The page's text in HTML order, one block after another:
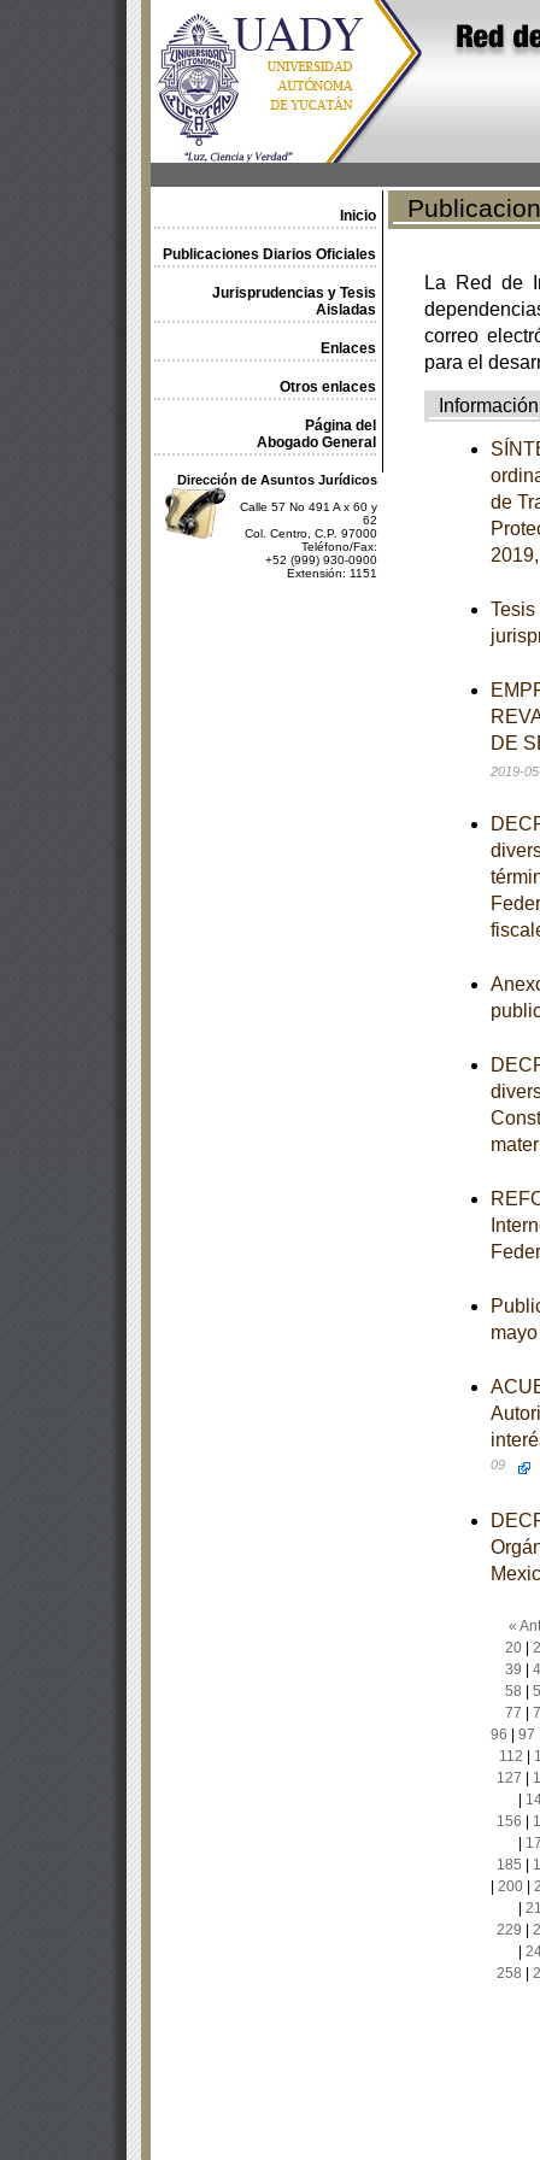
Inicio
Publicaciones Diarios Oficiales
Jurisprudencias y Tesis
Aisladas
Enlaces
Otros enlaces
Página del
Abogado General
Dirección de Asuntos Jurídicos
Calle 57 No 491 A x 60 y
62
Col. Centro, C.P. 97000
Teléfono/Fax:
+52 (999) 930-0900
Extensión: 1151
La Red de
correo
para el
Información
de
DE
2019-
09
«
20|
39
58
77
96
97
112
127
156
185
200|
229
258